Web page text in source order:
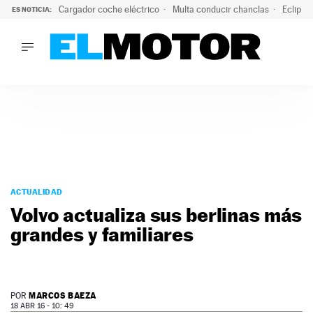
ES NOTICIA: Cargador coche eléctrico Multa conducir chanclas
PODCAST
MOTOS
TECNOLOGÍA
SUPERCOCHES
SERVICIOS
ACTUALIDAD
Volvo actualiza sus berlinas más
grandes y familiares
POR MARCOS BAEZA
18 ABR 16 - 10: 49